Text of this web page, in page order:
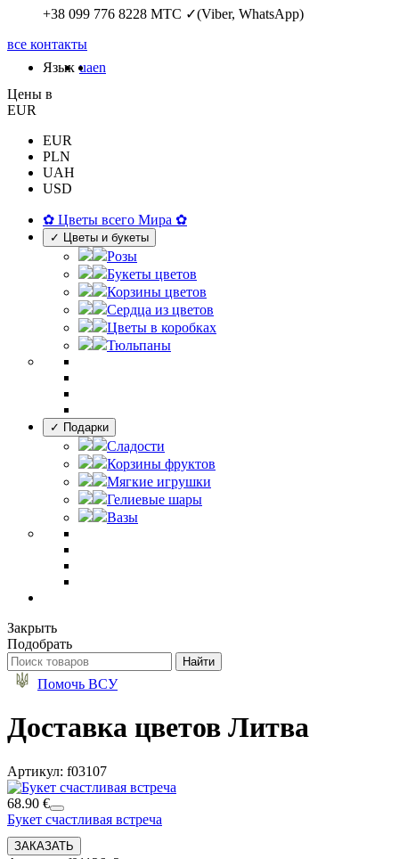
+38 099 776 8228 МТС ✓(Viber, WhatsApp)
все контакты
Язык uaen
Цены в
EUR
EUR
PLN
UAH
USD
✿ Цветы всего Мира ✿
✓ Цветы и букеты
Розы
Букеты цветов
Корзины цветов
Сердца из цветов
Цветы в коробках
Тюльпаны
✓ Подарки
Сладости
Корзины фруктов
Мягкие игрушки
Гелиевые шары
Вазы
Закрыть
Подобрать
Помочь ВСУ
Доставка цветов Литва
Артикул: f03107
68.90 €
Букет счастливая встреча